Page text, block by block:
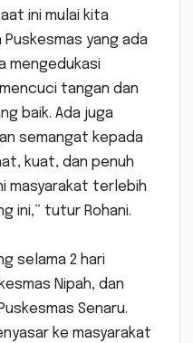
ini mulai kita
Puskesmas yang ada
mengedukasi
tangan dan
baik. Ada juga
semangat kepada
kuat, dan penuh
masyarakat terlebih
ini,” tutur Rohani.
selama 2 hari
Nipah, dan
Senaru.
ke masyarakat